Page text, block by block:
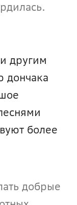
другим
дончака
более
добрые